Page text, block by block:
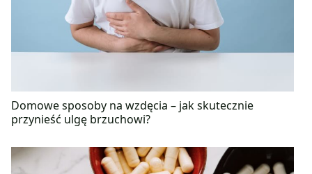
Domowe sposoby na wzdęcia – jak skutecznie
przynieść ulgę brzuchowi?